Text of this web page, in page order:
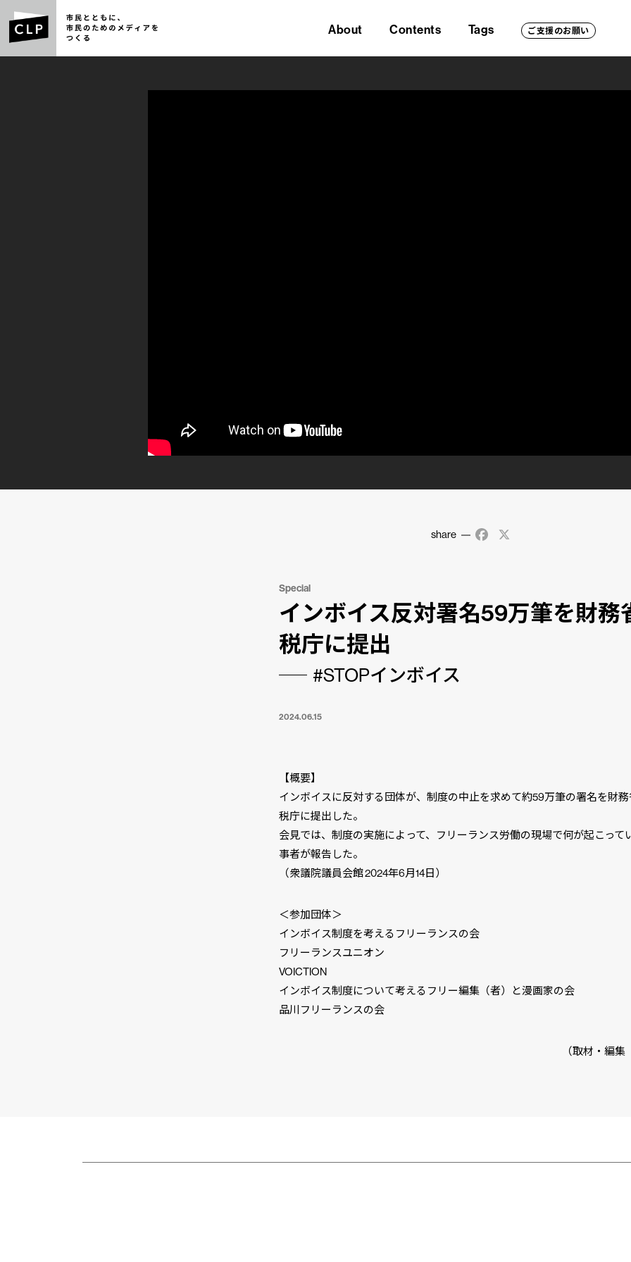
About Contents Tags ご支援のお願い
share Facebook
Special
インボイス反対署名59万筆を財務
税庁に提出
#STOPインボイス
2024.06.15
【概要】
インボイスに反対する団体が、制度の中止を求めて約59万筆の署名を財
税庁に提出した。
会見では、制度の実施によって、フリーランス労働の現場で何が起こって
事者が報告した。
（衆議院議員会館 2024年6月14日）
＜参加団体＞
インボイス制度を考えるフリーランスの会
フリーランスユニオン
VOICTION
インボイス制度について考えるフリー編集（者）と漫画家の会
品川フリーランスの会
（取材・編